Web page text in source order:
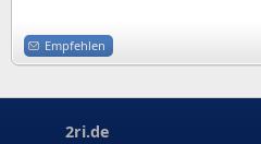
Empfehlen
2ri.de